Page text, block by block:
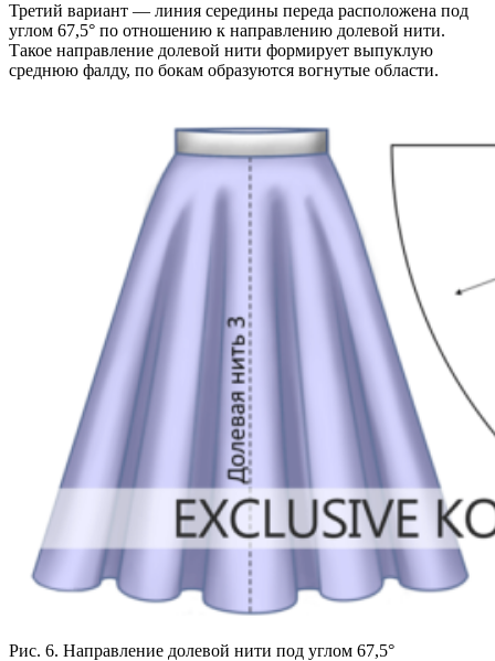
Третий вариант — линия середины переда расположена под
углом 67,5° по отношению к направлению долевой нити.
Такое направление долевой нити формирует выпуклую
среднюю фалду, по бокам образуются вогнутые области.
Рис. 6. Направление долевой нити под углом 67,5°